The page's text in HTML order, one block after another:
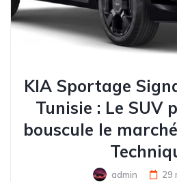
KIA Sportage
Tunisie : Le SUV
bouscule le
admin 29